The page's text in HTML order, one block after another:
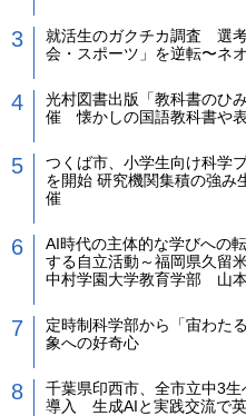
就活生のガクチカ調査 選
会・スポーツ」を逆転〜ネ
光村図書出版「教科書のひ
催 懐かしの国語教科書や
つくば市、小学生向け科学
を開始 研究機関集積の強み
催
AI時代の主体的な学びへの
する自立活動～福岡県久留
中村学園大学教育学部 山
定時制科学部から「宙わた
象への好奇心
千葉県印西市、全市立中3
導入 生成AIと実践交流で